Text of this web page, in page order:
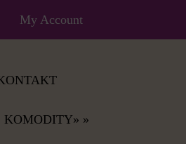
My Account
KOMODITY» »